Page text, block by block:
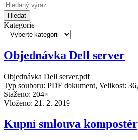
Hledat
Kategorie
Objednávka Dell server
Objednávka Dell server.pdf
Typ souboru: PDF dokument, Velikost:
Staženo: 204×
Vloženo: 21. 2. 2019
Kupní smlouva